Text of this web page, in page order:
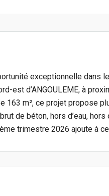
exceptionnelle dans
est d’ANGOULEME, à
163 m², ce projet propose
de béton, hors d’eau,
trimestre 2026 ajoute à